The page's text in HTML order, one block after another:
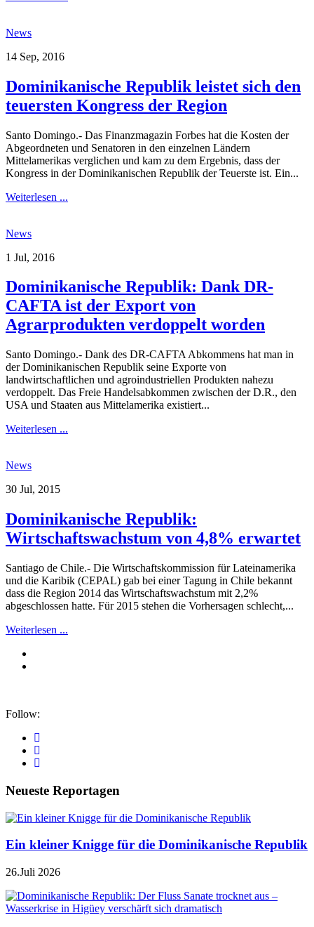
News
14 Sep, 2016
Dominikanische Republik leistet sich den
teuersten Kongress der Region
Santo Domingo.- Das Finanzmagazin Forbes hat die Kosten der
Abgeordneten und Senatoren in den einzelnen Ländern
Mittelamerikas verglichen und kam zu dem Ergebnis, dass der
Kongress in der Dominikanischen Republik der Teuerste ist. Ein...
Weiterlesen ...
News
1 Jul, 2016
Dominikanische Republik: Dank DR-
CAFTA ist der Export von
Agrarprodukten verdoppelt worden
Santo Domingo.- Dank des DR-CAFTA Abkommens hat man in
der Dominikanischen Republik seine Exporte von
landwirtschaftlichen und agroindustriellen Produkten nahezu
verdoppelt. Das Freie Handelsabkommen zwischen der D.R., den
USA und Staaten aus Mittelamerika existiert...
Weiterlesen ...
News
30 Jul, 2015
Dominikanische Republik:
Wirtschaftswachstum von 4,8% erwartet
Santiago de Chile.- Die Wirtschaftskommission für Lateinamerika
und die Karibik (CEPAL) gab bei einer Tagung in Chile bekannt
dass die Region 2014 das Wirtschaftswachstum mit 2,2%
abgeschlossen hatte. Für 2015 stehen die Vorhersagen schlecht,...
Weiterlesen ...
Follow:
Neueste Reportagen
Ein kleiner Knigge für die Dominikanische Republik
26.Juli 2026